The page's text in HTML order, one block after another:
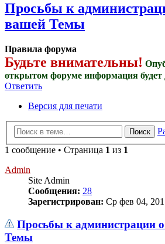
Просьбы к
вашей Темы
Правила форума
Будьте внимательны!
открытом форуме информация будет
Ответить
Версия для печати
Поиск
1 сообщение • Страница 1 из 1
Admin
Site Admin
Сообщения: 28
Зарегистрирован: Ср фев 04,
Просьбы к администрации
Темы